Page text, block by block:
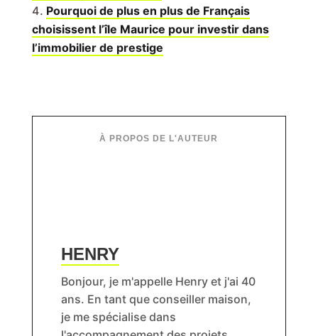
Pourquoi de plus en plus de Français
choisissent l’île Maurice pour investir dans
l’immobilier de prestige
HENRY
Bonjour, je m'appelle Henry et j'ai 40
ans. En tant que conseiller maison,
je me spécialise dans